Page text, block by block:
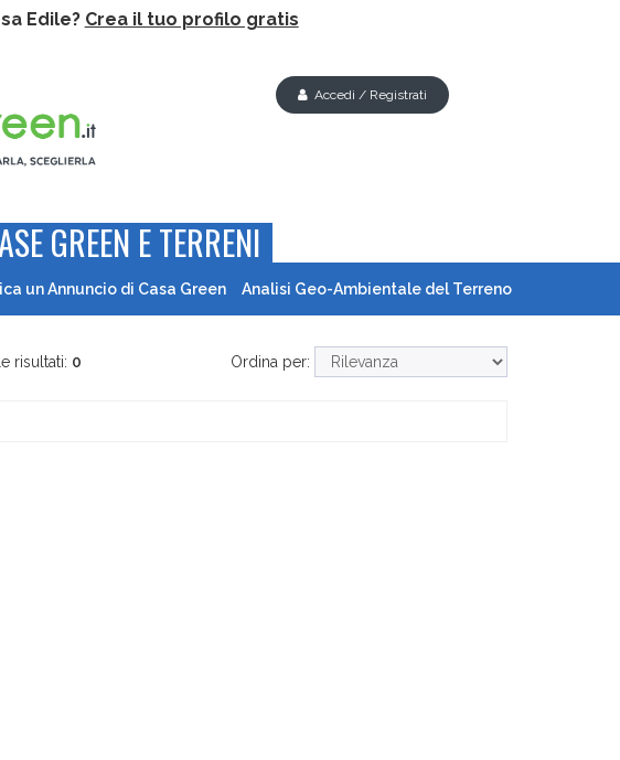
Edile? Crea il tuo profilo gratis
Accedi / Registrati
GREEN E TERRENI
un Annuncio di Casa Green Analisi Geo-Ambientale del Terreno
risultati: 0 Ordina per: